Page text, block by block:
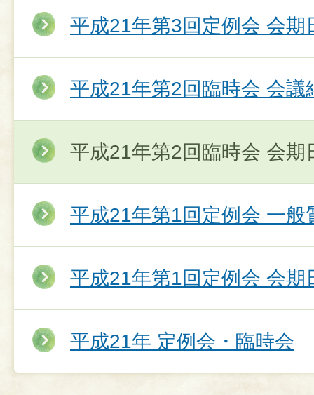
平成21年第3回定例会 会期
平成21年第2回臨時会 会議
平成21年第2回臨時会 会期
平成21年第1回定例会 一般
平成21年第1回定例会 会期
平成21年 定例会・臨時会